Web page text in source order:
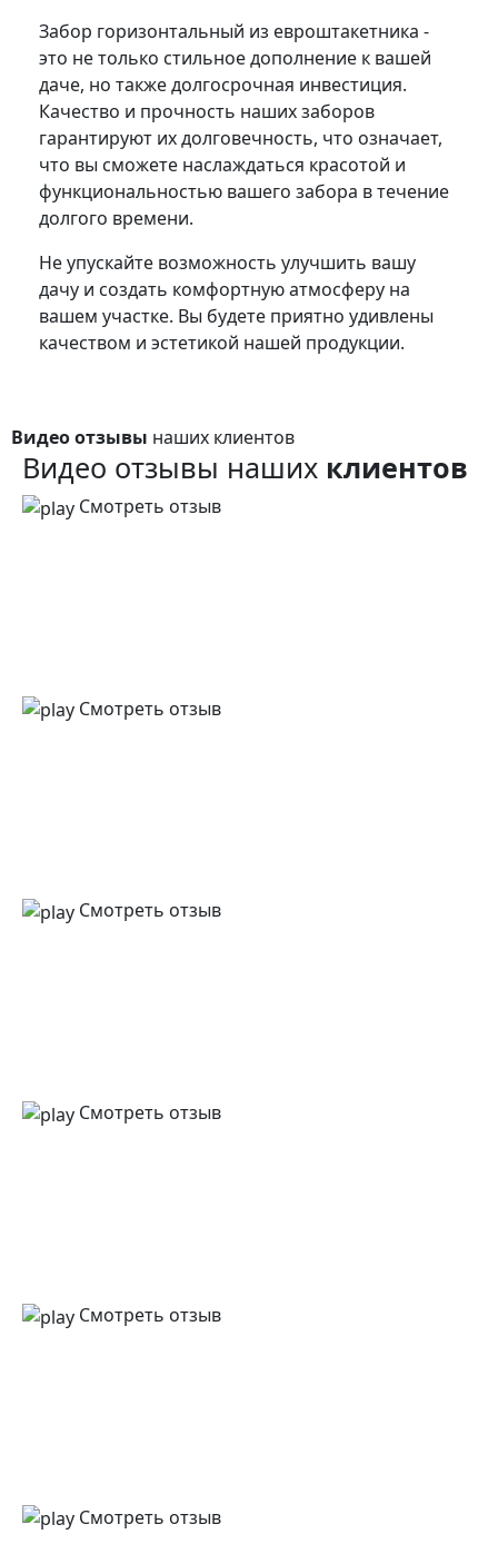
Забор горизонтальный из евроштакетника -
это не только стильное дополнение к вашей
даче, но также долгосрочная инвестиция.
Качество и прочность наших заборов
гарантируют их долговечность, что означает,
что вы сможете наслаждаться красотой и
функциональностью вашего забора в течение
долгого времени.
Не упускайте возможность улучшить вашу
дачу и создать комфортную атмосферу на
вашем участке. Вы будете приятно удивлены
качеством и эстетикой нашей продукции.
Видео отзывы наших клиентов
Видео отзывы наших клиентов
Смотреть отзыв
Смотреть отзыв
Смотреть отзыв
Смотреть отзыв
Смотреть отзыв
Смотреть отзыв